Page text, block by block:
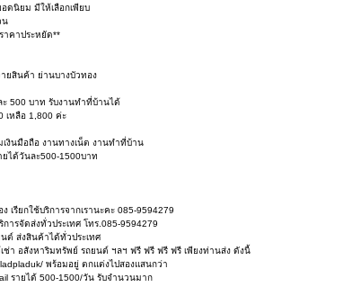
ดนิยม มีให้เลือกเพียบ
น
าคาประหยัด**
ยสินค้า ย่านบางบัวทอง
500 บาท รับงานทำที่บ้านได้
เหลือ 1,800 ค่ะ
เงินมือถือ งานทางเน็ต งานทำที่บ้าน
ยได้วันละ500-1500บาท
รียกใช้บริการจากเรานะคะ 085-9594279
ารจัดส่งทั่วประเทศ โทร.085-9594279
ต์ ส่งสินค้าได้ทั่วประเทศ
า อสังหาริมทรัพย์ รถยนต์ ฯลฯ ฟรี ฟรี ฟรี ฟรี เพียงท่านส่ง ดังนี้
พร้อมอยู่ ตกแต่งไปสองแสนกว่า
รายได้ 500-1500/วัน รับจำนวนมาก